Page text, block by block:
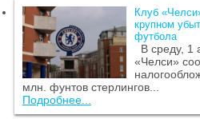
Клуб
крупном
футбола
В среду, 1
«Челси»
млн. фунтов стерлингов...
Подробнее...